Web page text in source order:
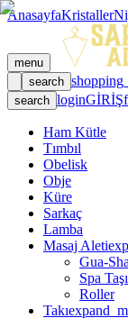
AnasayfaKristaller
menu
search
search loginGİRİŞ
Ham Kütle
Tımbıl
Obelisk
Obje
Küre
Sarkaç
Lamba
Masaj Aleti
Gua-Sha
Spa Taşı
Roller
Takı